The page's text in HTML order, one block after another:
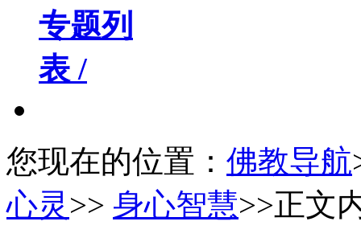
专题列
表 /
您现在的位置： 佛教导航
心灵 >> 身心智慧>>正文